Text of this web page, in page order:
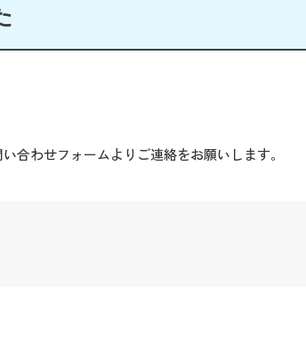
合わせフォームよりご連絡をお願いします。